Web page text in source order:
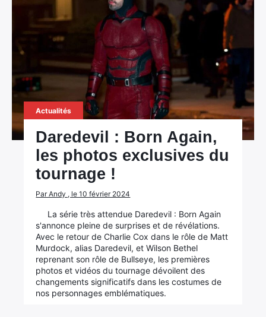
Actualités
Daredevil : Born Again,
les photos exclusives du
tournage !
Par Andy , le 10 février 2024
La série très attendue Daredevil : Born Again
s'annonce pleine de surprises et de révélations.
Avec le retour de Charlie Cox dans le rôle de Matt
Murdock, alias Daredevil, et Wilson Bethel
reprenant son rôle de Bullseye, les premières
photos et vidéos du tournage dévoilent des
changements significatifs dans les costumes de
nos personnages emblématiques.